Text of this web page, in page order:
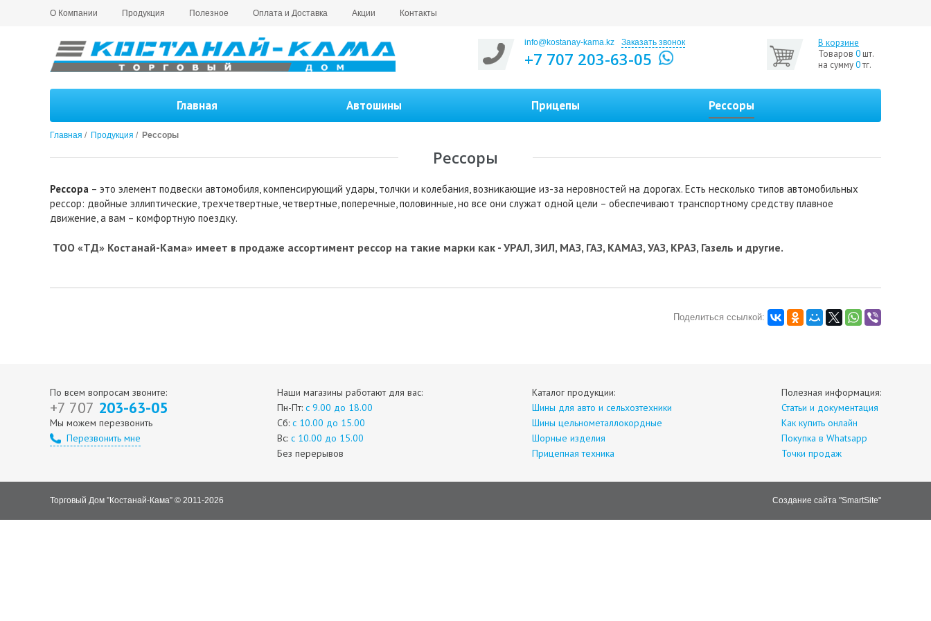
О Компании Продукция Полезное Оплата и Доставка Акции Контакты
info@kostanay-kama.kz Заказать звонок
+7 707 203-63-05
В корзине
Товаров 0 шт.
на сумму0тг.
Главная Автошины Прицепы Рессоры
Главная / Продукция / Рессоры
Рессоры
Рессора – это элемент подвески автомобиля, компенсирующий удары, толчки и колебания, возникающие из-за неровностей на дорогах. Есть несколько типов автомобильных
рессор: двойные эллиптические, трехчетвертные, четвертные, поперечные, половинные, но все они служат одной цели – обеспечивают транспортному средству плавное
движение, а вам – комфортную поездку.
ТОО «ТД» Костанай-Кама» имеет в продаже ассортимент рессор на такие марки как - УРАЛ, ЗИЛ, МАЗ, ГАЗ, КАМАЗ, УАЗ, КРАЗ, Газель и другие.
Поделиться ссылкой:
По всем вопросам звоните:
+7 707 203-63-05
Мы можем перезвонить
Перезвонить мне
Наши магазины работают для вас:
Пн-Пт: с 9.00 до 18.00
Сб: с 10.00 до 15.00
Вс: с 10.00 до 15.00
Без перерывов
Каталог продукции:
Шины для авто и сельхозтехники
Шины цельнометаллокордные
Шорные изделия
Прицепная техника
Полезная информация:
Статьи и документация
Как купить онлайн
Покупка в Whatsapp
Точки продаж
Торговый Дом ”Костанай-Кама” © 2011-2026 Создание сайта "SmartSite"